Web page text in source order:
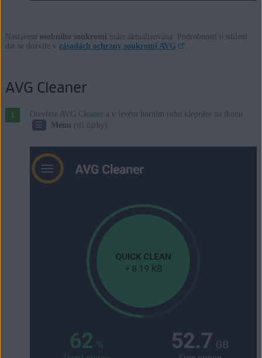
Nastavení osobního soukromí máte aktualizována. Podrobnosti o sdílení
dat se dozvíte v zásadách ochrany soukromí AVG
AVG Cleaner
Otevřete AVG Cleaner a v levém horním rohu klepněte na ikonu
☰ Menu (tři čárky).